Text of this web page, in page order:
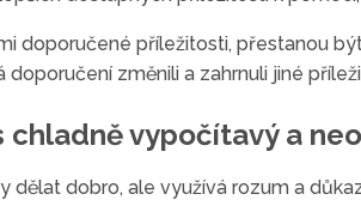
doporučené příležitosti, přestanou
doporučení změnili a zahrnuli jiné
vypočítavý a
dělat dobro, ale využívá rozum a